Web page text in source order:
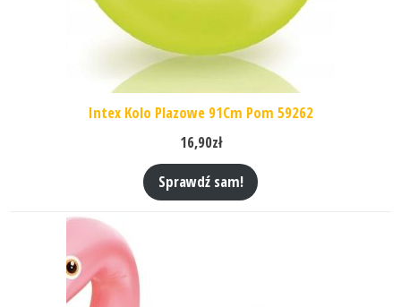
Intex Kolo Plazowe 91Cm Pom 59262
16,90zł
Sprawdź sam!